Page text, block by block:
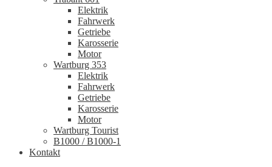
Elektrik
Fahrwerk
Getriebe
Karosserie
Motor
Wartburg 353
Elektrik
Fahrwerk
Getriebe
Karosserie
Motor
Wartburg Tourist
B1000 / B1000-1
Kontakt